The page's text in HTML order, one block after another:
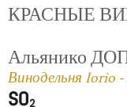
КРАСНЫЕ
Альянико
Винодельня Iorio